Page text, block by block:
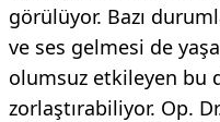
görülüyor. Bazı
ve ses gelmesi de
olumsuz etkileyen bu
zorlaştırabiliyor. Op.